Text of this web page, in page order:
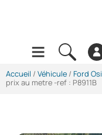
Accueil / Véhicule / Ford Osi
prix au metre -ref : P8911B